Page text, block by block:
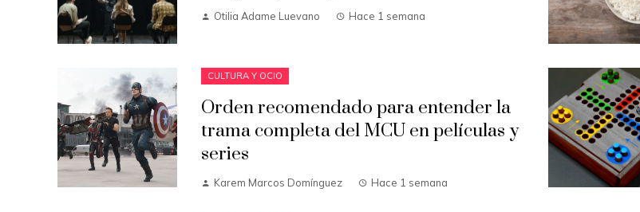
Otilia Adame Luevano Hace 1 semana
CULTURA Y OCIO
Orden recomendado para entender la
trama completa del MCU en películas y
series
Karem Marcos Domínguez Hace 1 semana